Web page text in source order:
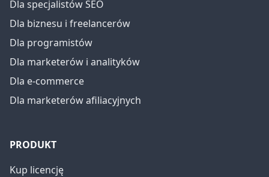
Dla specjalistów SEO
Dla biznesu i freelancerów
Dla programistów
Dla marketerów i analityków
Dla e-commerce
Dla marketerów afiliacyjnych
PRODUKT
Kup licencję